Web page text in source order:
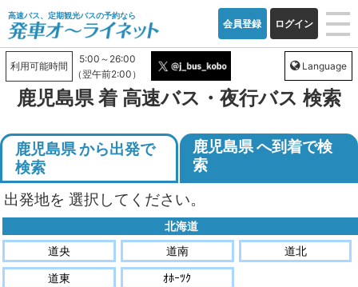
高速バス、定期観光バスの予約なら
会員登録 ログイン
利用可能時間
5:00～26:00
（翌午前2:00）
Language
鹿児島県 着 高速バス・夜行バス 検索
鹿児島県 から出発で
検索
鹿児島県 へ到着で検
索
出発地を 選択してください。
北海道
道央
道南
道北
道東
ｵﾎｰﾂｸ